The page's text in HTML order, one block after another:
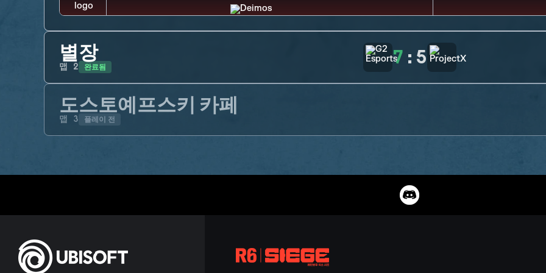
별장
맵 2 완료됨 7 : 5
도스토예프스키 카페
맵 3 플레이 전